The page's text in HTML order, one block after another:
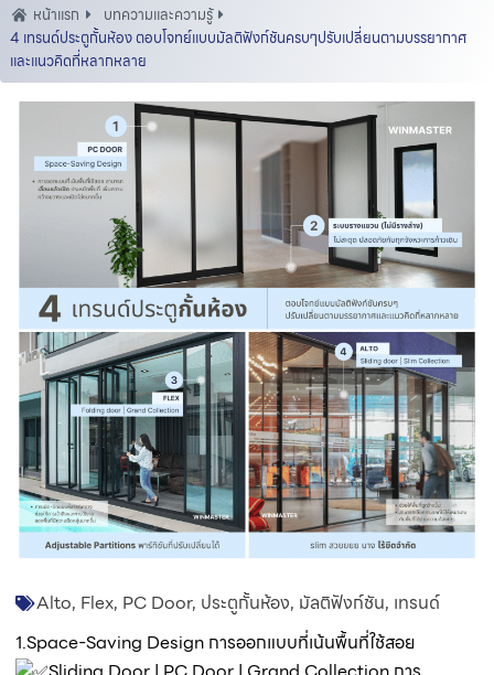
หน้าเเรก
บทความและความรู้
4 เทรนด์ประตูกั้นห้อง ตอบโจทย์แบบมัลติฟังก์ชันครบๆปรับเปลี่ยนตามบรรยากาศ
และแนวคิดที่หลากหลาย
Alto, Flex, PC Door, ประตูกั้นห้อง, มัลติฟังก์ชัน, เทรนด์
1.Space-Saving Design การออกแบบที่เน้นพื้นที่ใช้สอย